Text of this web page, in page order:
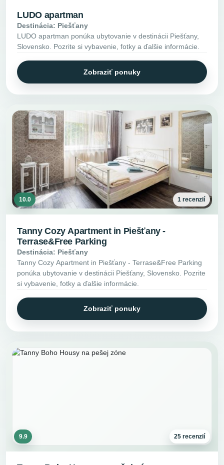
LUDO apartman
Destinácia: Piešťany
LUDO apartman ponúka ubytovanie v destinácii Piešťany,
Slovensko. Pozrite si vybavenie, fotky a ďalšie informácie.
Zobraziť ponuky
10.0 1 recenzií
Tanny Cozy Apartment in Piešťany -
Terrase&Free Parking
Destinácia: Piešťany
Tanny Cozy Apartment in Piešťany - Terrase&Free Parking
ponúka ubytovanie v destinácii Piešťany, Slovensko. Pozrite
si vybavenie, fotky a ďalšie informácie.
Zobraziť ponuky
9.9 25 recenzií